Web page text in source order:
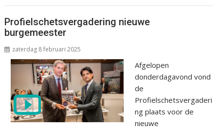
Profielschetsvergadering nieuwe
burgemeester
zaterdag 8 februari 2025
Afgelopen
donderdagavond vond
de
Profielschetsvergaderi
ng plaats voor de
nieuwe